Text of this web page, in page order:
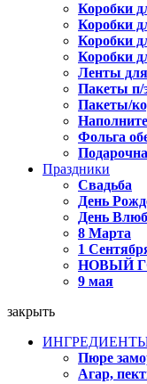
Коробки
Коробки
Коробки
Коробки
Ленты
Пакеты п/
Пакеты/
Фольга
Праздники
Свадьба
День
День
8 Марта
1
НОВЫЙ
9 мая
закрыть
Пюре
Агар,